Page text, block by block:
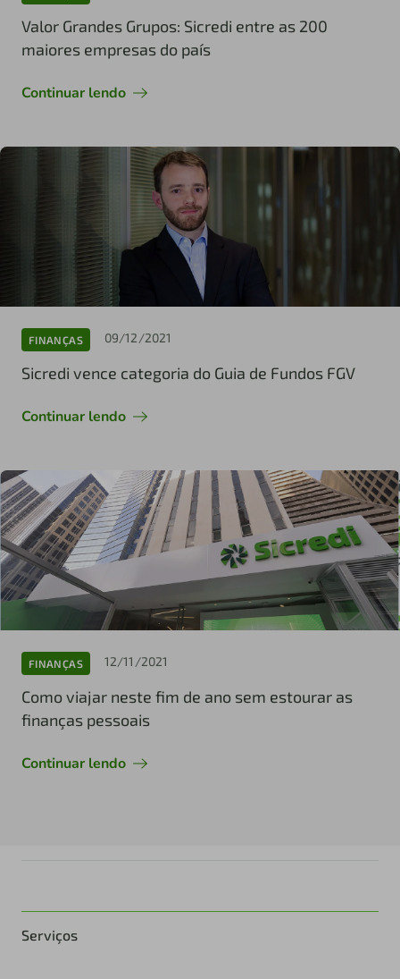
Valor Grandes Grupos: Sicredi entre as 200
maiores empresas do país
Continuar lendo
FINANÇAS 09/12/2021
Sicredi vence categoria do Guia de Fundos FGV
Continuar lendo
FINANÇAS 12/11/2021
Como viajar neste fim de ano sem estourar as
finanças pessoais
Continuar lendo
Serviços